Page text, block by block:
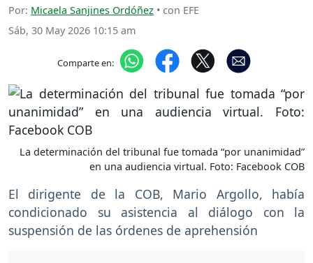
Por: Micaela Sanjines Ordóñez • con EFE
Sáb, 30 May 2026 10:15 am
Comparte en:
La determinación del tribunal fue tomada “por unanimidad”
en una audiencia virtual. Foto: Facebook COB
El dirigente de la COB, Mario Argollo, había
condicionado su asistencia al diálogo con la
suspensión de las órdenes de aprehensión